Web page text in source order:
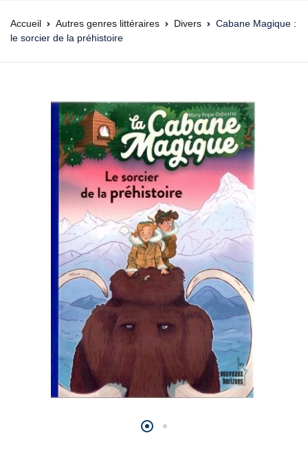
Accueil Autres genres littéraires Divers
Cabane Magique :
le sorcier de la préhistoire